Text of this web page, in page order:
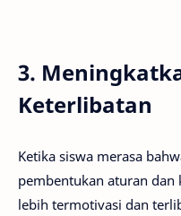
3.
Keterlibatan
Ketika siswa merasa
pembentukan aturan dan
lebih termotivasi dan